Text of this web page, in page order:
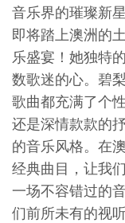
音乐界的璀璨新
即将踏上澳洲的
乐盛宴！她独特
数歌迷的心。碧
歌曲都充满了个
还是深情款款的
的音乐风格。在
经典曲目，让我
一场不容错过的
们前所未有的视